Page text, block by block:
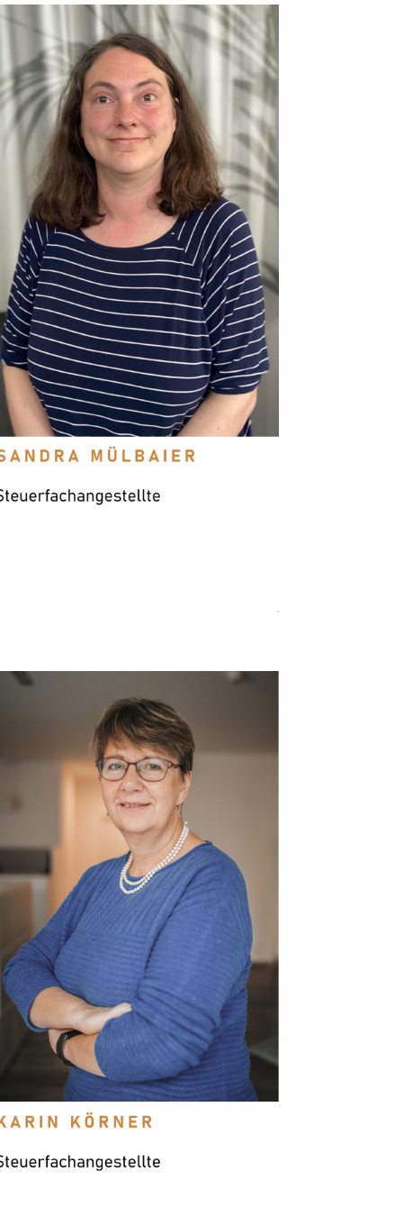
“Ich arbeite gerne hier, weil wir ein gutes
Team sind und alle an einem Strang ziehen.
Jeder hilft jedem und auch unser Chef hat
immer ein offenes Ohr.”
“Es sind alles tolle Kollegen. Das
harmonische Miteinander ist die Basis der
guten Zusammenarbeit. Ein toller Chef, der
stets die Ruhe behält und Verständnis für
seine Mitarbeiter hat. Die Flexibilität bei der
Gestaltung der Arbeitszeiten und des
Arbeitsortes (Homeoffice).”